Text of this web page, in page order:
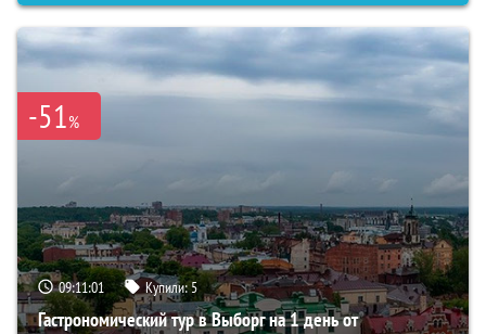
-51%
09:11:00 Купили:5
Гастрономический тур в Выборг на 1 день от